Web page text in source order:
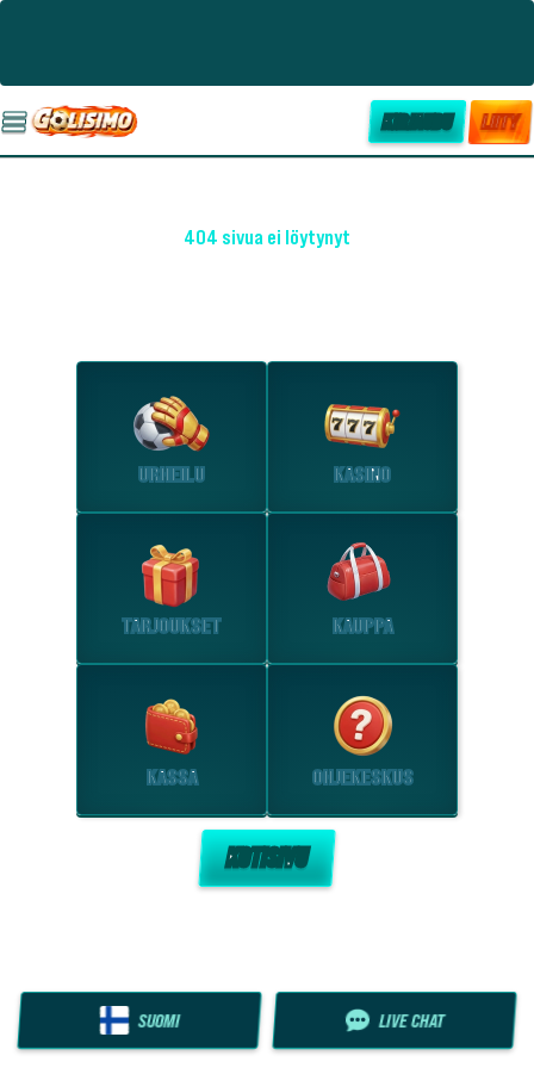
KIRJAUDU LIITY
404 sivua ei löytynyt
URHEILU KASINO
TARJOUKSET KAUPPA
KASSA OHJEKESKUS
KOTISIVU
SUOMI LIVE CHAT